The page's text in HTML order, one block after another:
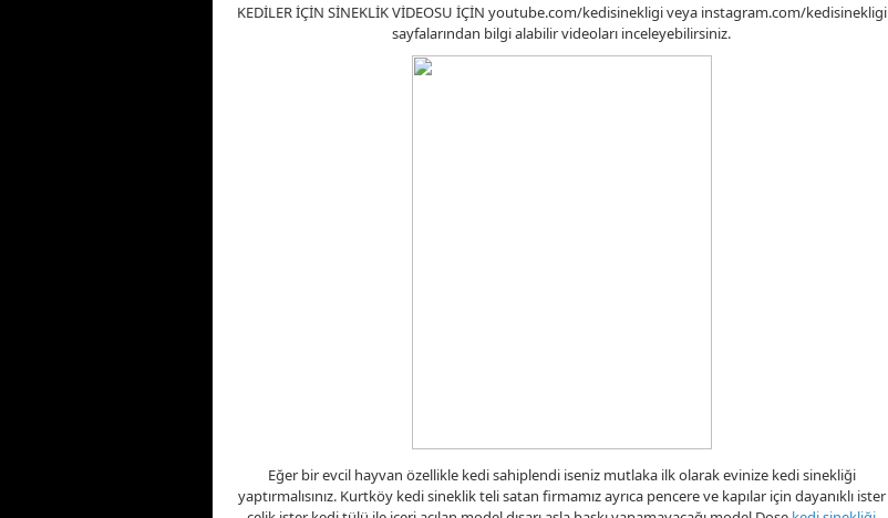
KEDİLER İÇİN SİNEKLİK VİDEOSU İÇİN youtube.com/kedisinekligi veya instagram.com/kedisinekligi
sayfalarından bilgi alabilir videoları inceleyebilirsiniz.
Eğer bir evcil hayvan özellikle kedi sahiplendi iseniz mutlaka ilk olarak evinize kedi sinekliği
yaptırmalısınız. Kurtköy kedi sineklik teli satan firmamız ayrıca pencere ve kapılar için dayanıklı ister